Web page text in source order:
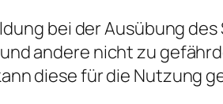
bei der Ausübung
andere nicht zu
diese für die Nutzung